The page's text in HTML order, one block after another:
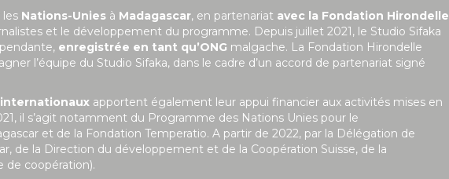
les Nations-Unies à Madagascar, en partenariat avec la Fondation Hirondelle
et le développement du programme. Depuis juillet 2021, le Studio Sifaka
enregistrée en tant qu’ONG malgache. La Fondation Hirondelle
l’équipe du Studio Sifaka, dans le cadre d’un accord de partenariat signé
apportent également leur appui financier aux activités mises en
il s’agit notamment du Programme des Nations Unies pour le
et de la Fondation Temperatio. A partir de 2022, par la Délégation de
de la Direction du développement et de la Coopération Suisse, de la
de coopération).